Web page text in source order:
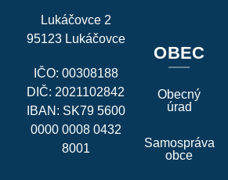
Lukáčovce 2
95123 Lukáčovce
IČO: 00308188
DIČ: 2021102842
IBAN: SK79 5600
0000 0008 0432
8001
OBEC
Obecný
úrad
Samospráva
obce